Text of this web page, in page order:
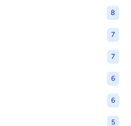
8
7
7
6
6
5